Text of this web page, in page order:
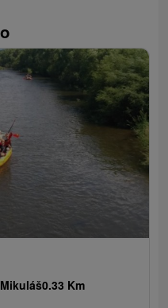
0.33 Km